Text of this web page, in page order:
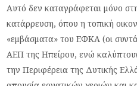
Αυτό δεν καταγράφεται μόνο
κατάρρευση, όπου η τοπική
«εμβάσματα» του ΕΦΚΑ (οι
ΑΕΠ της Ηπείρου, ενώ
την Περιφέρεια της Δυτικής